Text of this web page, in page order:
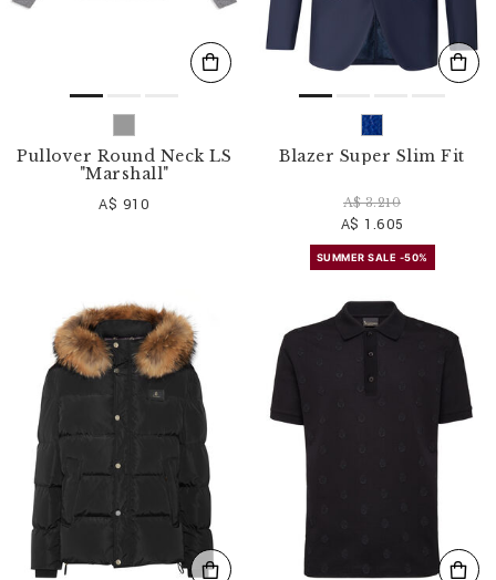
Pullover Round Neck LS
"Marshall"
A$ 910
Blazer Super Slim Fit
A$ 3.210
A$ 1.605
SUMMER SALE -50%